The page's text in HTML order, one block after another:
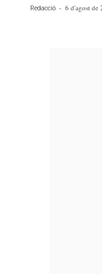
Redacció - 6 d'agost de